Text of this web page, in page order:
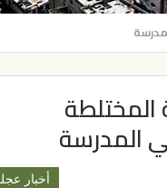
المدرسة
أخبار